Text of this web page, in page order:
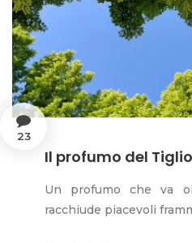
23
Il profumo del Tiglio
Un profumo che va
racchiude piacevoli